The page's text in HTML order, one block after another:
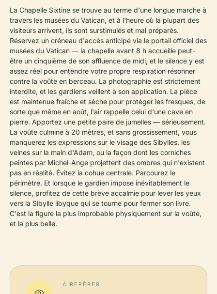
La Chapelle Sixtine se trouve au terme d'une longue marche à
travers les musées du Vatican, et à l'heure où la plupart des
visiteurs arrivent, ils sont surstimulés et mal préparés.
Réservez un créneau d'accès anticipé via le portail officiel des
musées du Vatican — la chapelle avant 8 h accueille peut-
être un cinquième de son affluence de midi, et le silence y est
assez réel pour entendre votre propre respiration résonner
contre la voûte en berceau. La photographie est strictement
interdite, et les gardiens veillent à son application. La pièce
est maintenue fraîche et sèche pour protéger les fresques, de
sorte que même en août, l'air rappelle celui d'une cave en
pierre. Apportez une petite paire de jumelles — sérieusement.
La voûte culmine à 20 mètres, et sans grossissement, vous
manquerez les expressions sur le visage des Sibylles, les
veines sur la main d'Adam, ou la façon dont les corniches
peintes par Michel-Ange projettent des ombres qui n'existent
pas en réalité. Évitez la cohue centrale. Parcourez le
périmètre. Et lorsque le gardien impose inévitablement le
silence, profitez de cette brève accalmie pour lever les yeux
vers la Sibylle libyque qui se tourne pour fermer son livre.
C'est la figure la plus improbable physiquement sur la voûte,
et la plus belle.
À REPÉRER